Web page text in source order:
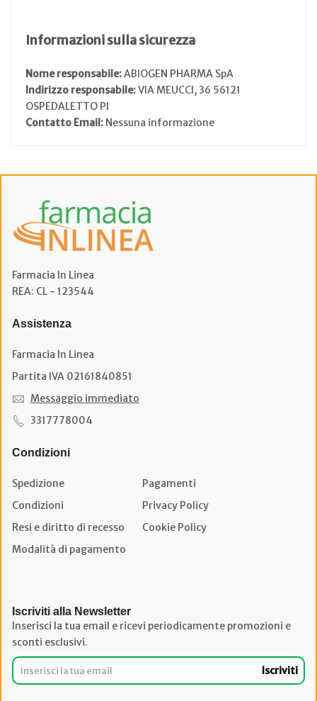
Informazioni sulla sicurezza
Nome responsabile:ABIOGEN PHARMA SpA
Indirizzo responsabile:VIA MEUCCI, 36 56121
OSPEDALETTO PI
Contatto Email: Nessuna informazione
Farmacia In Linea
REA: CL - 123544
Assistenza
Farmacia In Linea
Partita IVA 02161840851
Messaggio immediato
3317778004
Condizioni
Spedizione
Pagamenti
Condizioni
Privacy Policy
Resi e diritto di recesso
Cookie Policy
Modalità di pagamento
Iscriviti alla Newsletter
Inserisci la tua email e ricevi periodicamente promozioni e
sconti esclusivi.
Iscriviti